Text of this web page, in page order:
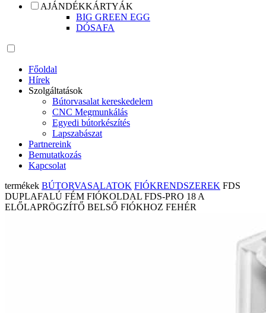
AJÁNDÉKKÁRTYÁK
BIG GREEN EGG
DÓSAFA
Főoldal
Hírek
Szolgáltatások
Bútorvasalat kereskedelem
CNC Megmunkálás
Egyedi bútorkészítés
Lapszabászat
Partnereink
Bemutatkozás
Kapcsolat
termékek BÚTORVASALATOK FIÓKRENDSZEREK FDS
DUPLAFALÚ FÉM FIÓKOLDAL FDS-PRO 18 A
ELŐLAPRÖGZÍTŐ BELSŐ FIÓKHOZ FEHÉR